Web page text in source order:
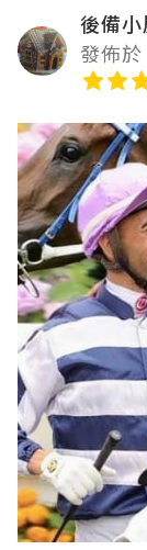
後備小
發佈